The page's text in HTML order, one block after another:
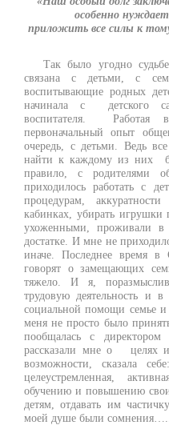
особенно
приложить все силы к
Так было угодно судьбе,
связана с детьми, с
воспитывающие родных
начинала с детского
воспитателя. Работая
первоначальный опыт
очередь, с детьми. Ведь
найти к каждому из них
правило, с родителями
приходилось работать с
процедурам,
кабинках, убирать
ухоженными, проживали в
достатке. И мне не
иначе. Последнее время
говорят о замещающих
тяжело. И я,
трудовую деятельность и
социальной помощи семье
меня не просто было
пообщалась с
рассказали мне о целях и
возможности, сказала
целеустремленная,
обучению и повышению
детям, отдавать им
моей душе были сомнения…..